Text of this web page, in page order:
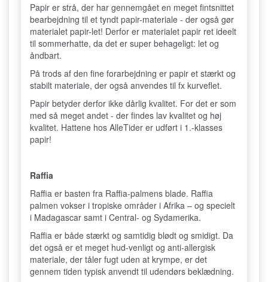
Papir er strå, der har gennemgået en meget fintsnittet
bearbejdning til et tyndt papir-materiale - der også gør
materialet papir-let! Derfor er materialet papir ret ideelt
til sommerhatte, da det er super behageligt: let og
åndbart.
På trods af den fine forarbejdning er papir et stærkt og
stabilt materiale, der også anvendes til fx kurveflet.
Papir betyder derfor ikke dårlig kvalitet. For det er som
med så meget andet - der findes lav kvalitet og høj
kvalitet. Hattene hos AlleTider er udført i 1.-klasses
papir!
Raffia
Raffia er basten fra Raffia-palmens blade. Raffia
palmen vokser i tropiske områder i Afrika – og specielt
i Madagascar samt i Central- og Sydamerika.
Raffia er både stærkt og samtidig blødt og smidigt. Da
det også er et meget hud-venligt og anti-allergisk
materiale, der tåler fugt uden at krympe, er det
gennem tiden typisk anvendt til udendørs beklædning.